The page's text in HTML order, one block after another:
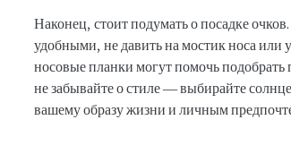
Наконец, стоит подумать о посадке
удобными, не давить на мостик носа
носовые планки могут помочь
не забывайте о стиле — выбирайте
вашему образу жизни и личным